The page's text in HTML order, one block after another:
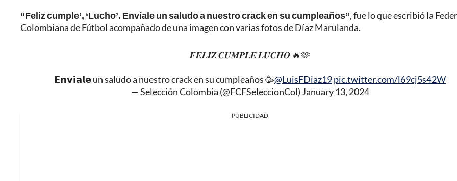
“Feliz cumple’, ‘Lucho’. Envíale un saludo a nuestro crack en su cumpleaños”, fue lo que escribió la
Colombiana de Fútbol acompañado de una imagen con varias fotos de Díaz Marulanda.
𝑭𝑬𝑳𝑰𝒁 𝑪𝑼𝑴𝑷𝑳𝑬 𝑳𝑼𝑪𝑯𝑶 🔥🫶
𝗘𝗻𝘃𝗶́𝗮𝗹𝗲 un saludo a nuestro crack en su cumpleaños 🥳@LuisFDiaz19pic.twitter.com/l69cj5s42W
— Selección Colombia (@FCFSeleccionCol) January 13, 2024
PUBLICIDAD